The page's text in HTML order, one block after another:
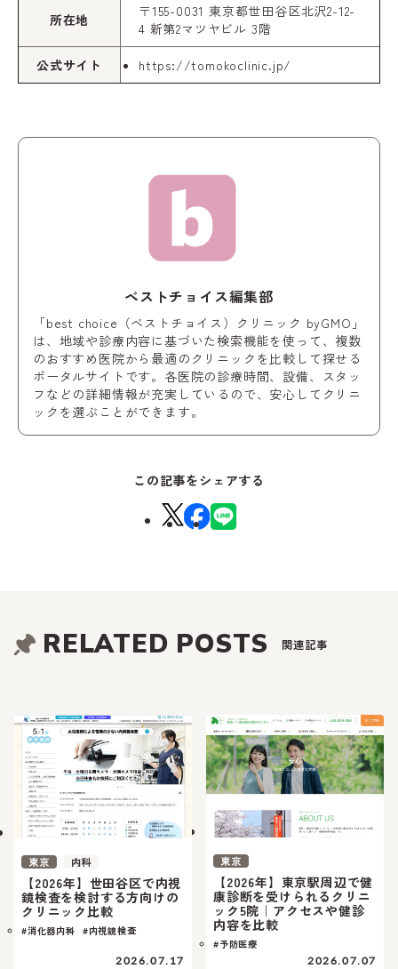
所在地
〒155-0031 東京都世田谷区北沢2-12-
4 新第2マツヤビル 3階
公式サイト https://tomokoclinic.jp/
ベストチョイス編集部
「best choice（ベストチョイス）クリニック byGMO」
は、地域や診療内容に基づいた検索機能を使って、複数
のおすすめ医院から最適のクリニックを比較して探せる
ポータルサイトです。各医院の診療時間、設備、スタッ
フなどの詳細情報が充実しているので、安心してクリニ
ックを選ぶことができます。
この記事をシェアする
RELATED POSTS 関連記事
東京 内科
【2026年】世田谷区で内視
鏡検査を検討する方向けの
クリニック比較
#消化器内科 #内視鏡検査
2026.07.17
東京
【2026年】東京駅周辺で健
康診断を受けられるクリニ
ック5院｜アクセスや健診
内容を比較
#予防医療
2026.07.07